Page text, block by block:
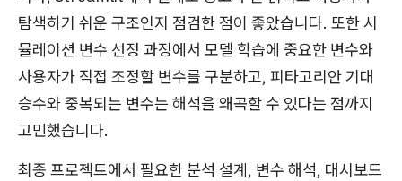
탐색하기 쉬운 구조인지 점검한 점이 좋았습니다. 또한 시
뮬레이션 변수 선정 과정에서 모델 학습에 중요한 변수와
사용자가 직접 조정할 변수를 구분하고, 피타고리안 기대
승수와 중복되는 변수는 해석을 왜곡할 수 있다는 점까지
고민했습니다.
최종 프로젝트에서 필요한 분석 설계, 변수 해석, 대시보드